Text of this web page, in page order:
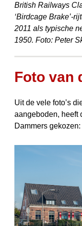
British Railways
‘Birdcage Brake’-
2011 als typische
1950. Foto: Peter
Foto van
Uit de vele foto’s
aangeboden, heeft
Dammers gekozen: